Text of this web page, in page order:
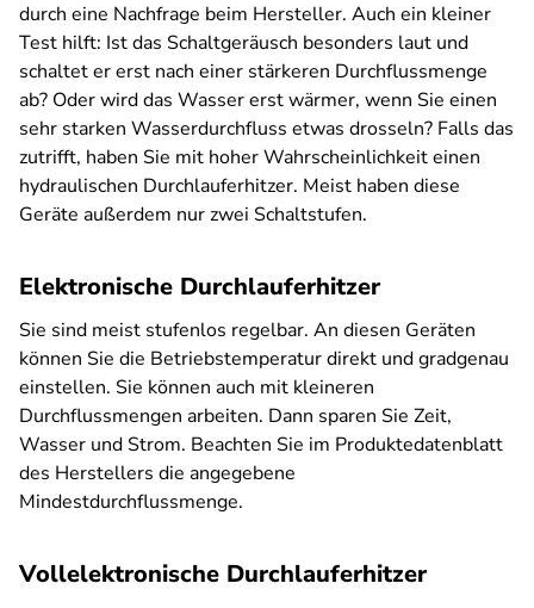
durch eine Nachfrage beim Hersteller. Auch ein kleiner
Test hilft: Ist das Schaltgeräusch besonders laut und
schaltet er erst nach einer stärkeren Durchflussmenge
ab? Oder wird das Wasser erst wärmer, wenn Sie einen
sehr starken Wasserdurchfluss etwas drosseln? Falls das
zutrifft, haben Sie mit hoher Wahrscheinlichkeit einen
hydraulischen Durchlauferhitzer. Meist haben diese
Geräte außerdem nur zwei Schaltstufen.
Elektronische Durchlauferhitzer
Sie sind meist stufenlos regelbar. An diesen Geräten
können Sie die Betriebstemperatur direkt und gradgenau
einstellen. Sie können auch mit kleineren
Durchflussmengen arbeiten. Dann sparen Sie Zeit,
Wasser und Strom. Beachten Sie im Produktedatenblatt
des Herstellers die angegebene
Mindestdurchflussmenge.
Vollelektronische Durchlauferhitzer